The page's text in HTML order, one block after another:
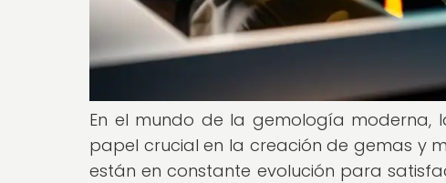
En el mundo de la gemología moderna,
papel crucial en la creación de gemas y
están en constante evolución para